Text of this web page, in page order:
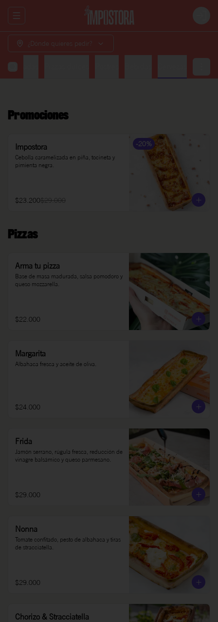
Abrir menu de navegación Login
¿Dónde quieres pedir?
Ensaladas
Promociones
-20%
Impostora
Cebolla caramelizada en piña, tocineta y
pimienta negra.
$23.200$29.000
Pizzas
Arma tu pizza
Base de masa madurada, salsa pomodoro y
queso mozzarella.
$22.000
Margarita
Albahaca fresca y aceite de oliva.
$24.000
Frida
Jamón serrano, rúgula fresca, reducción de
vinagre balsámico y queso parmesano.
$29.000
Nonna
Tomate confitado, pesto de albahaca y tiras
de stracciatella.
$29.000
Chorizo & Stracciatella